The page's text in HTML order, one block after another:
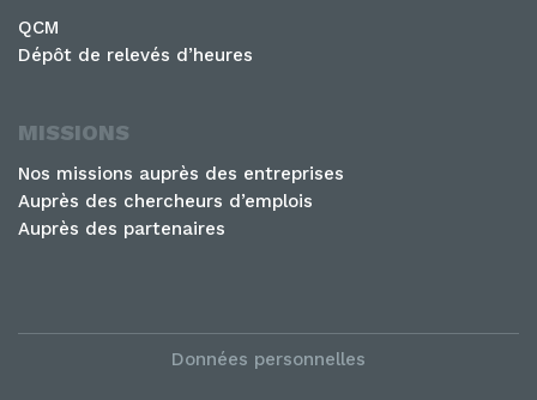
QCM
Dépôt de relevés d’heures
MISSIONS
Nos missions auprès des entreprises
Auprès des chercheurs d’emplois
Auprès des partenaires
Données personnelles